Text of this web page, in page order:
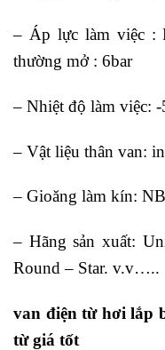
– Áp lực làm việc :
thường mở : 6bar
– Nhiệt độ làm việc:
– Vật liệu thân van:
– Gioăng làm kín:
– Hãng sản xuất:
Round – Star. v.v…..
van điện từ hơi lắp
từ giá tốt